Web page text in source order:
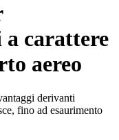
carattere
aereo
derivanti
fino ad esaurimento